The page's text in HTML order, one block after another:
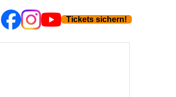
Tickets sichern!